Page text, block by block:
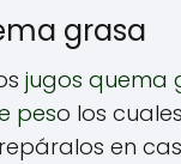
grasa
jugos quema
peso los
en